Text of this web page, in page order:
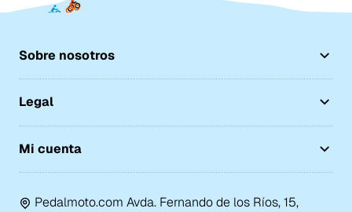
Sobre nosotros
Legal
Mi cuenta
Pedalmoto.com Avda. Fernando de los Ríos, 15,